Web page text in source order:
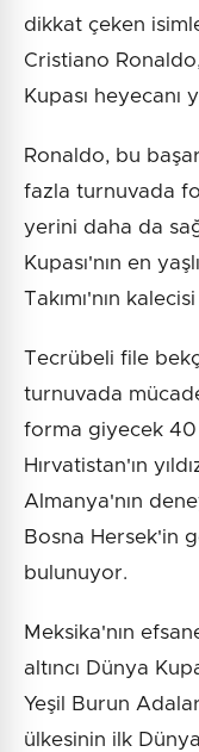
dikkat çeken
Cristiano
Kupası heyecanı
Ronaldo, bu
fazla turnuvada
yerini daha da
Kupası'nın en
Takımı'nın
Tecrübeli file
turnuvada
forma giyecek 40
Hırvatistan'ın
Almanya'nın
Bosna Hersek'in
bulunuyor.
Meksika'nın
altıncı Dünya
Yeşil Burun
ülkesinin ilk